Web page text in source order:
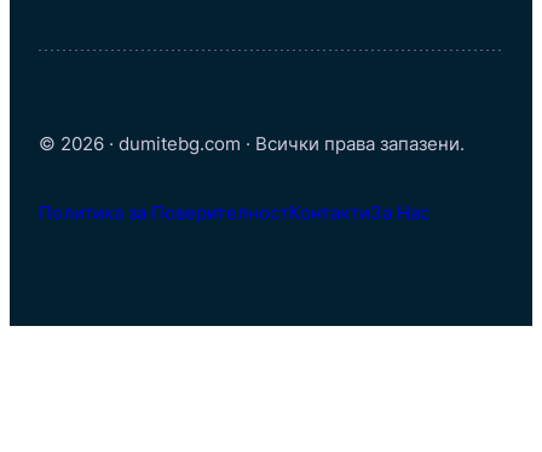
© 2026 · dumitebg.com · Всички права запазени.
Политика за ПоверителностКонтактиЗа Нас